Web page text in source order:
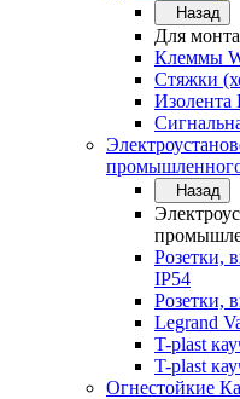
Назад
Для
Клеммы
Стяжки
Назад
Розетки,
IP54
Розетки,
Legrand
T-plast
T-plast
Огнестойкие